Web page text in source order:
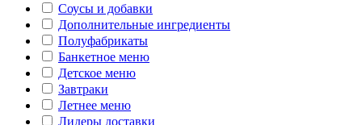
Соусы и добавки
Дополнительные ингредиенты
Полуфабрикаты
Банкетное меню
Детское меню
Завтраки
Летнее меню
Лидеры доставки